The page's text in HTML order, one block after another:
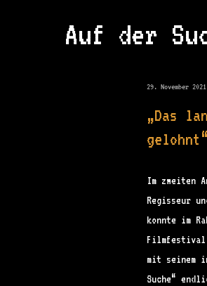
Auf der
29. November 2021
„Das
gelohnt“
Im zweiten
Regisseur
konnte im
Filmfestival
mit seinem
Suche“